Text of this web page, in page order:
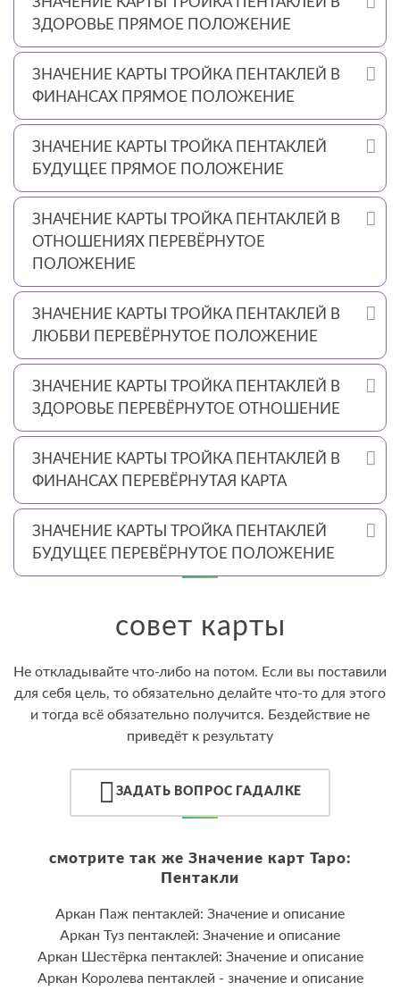
ЗДОРОВЬЕ ПРЯМОЕ ПОЛОЖЕНИЕ
ЗНАЧЕНИЕ КАРТЫ ТРОЙКА ПЕНТАКЛЕЙ В
ФИНАНСАХ ПРЯМОЕ ПОЛОЖЕНИЕ
ЗНАЧЕНИЕ КАРТЫ ТРОЙКА ПЕНТАКЛЕЙ
БУДУЩЕЕ ПРЯМОЕ ПОЛОЖЕНИЕ
ЗНАЧЕНИЕ КАРТЫ ТРОЙКА ПЕНТАКЛЕЙ В
ОТНОШЕНИЯХ ПЕРЕВЁРНУТОЕ
ПОЛОЖЕНИЕ
ЗНАЧЕНИЕ КАРТЫ ТРОЙКА ПЕНТАКЛЕЙ В
ЛЮБВИ ПЕРЕВЁРНУТОЕ ПОЛОЖЕНИЕ
ЗНАЧЕНИЕ КАРТЫ ТРОЙКА ПЕНТАКЛЕЙ В
ЗДОРОВЬЕ ПЕРЕВЁРНУТОЕ ОТНОШЕНИЕ
ЗНАЧЕНИЕ КАРТЫ ТРОЙКА ПЕНТАКЛЕЙ В
ФИНАНСАХ ПЕРЕВЁРНУТАЯ КАРТА
ЗНАЧЕНИЕ КАРТЫ ТРОЙКА ПЕНТАКЛЕЙ
БУДУЩЕЕ ПЕРЕВЁРНУТОЕ ПОЛОЖЕНИЕ
совет карты
Не откладывайте что-либо на потом. Если вы поставили
для себя цель, то обязательно делайте что-то для этого
и тогда всё обязательно получится. Бездействие не
приведёт к результату
ЗАДАТЬ ВОПРОС ГАДАЛКЕ
смотрите так же Значение карт Таро:
Пентакли
Аркан Паж пентаклей: Значение и описание
Аркан Туз пентаклей: Значение и описание
Аркан Шестёрка пентаклей: Значение и описание
Аркан Королева пентаклей - значение и описание